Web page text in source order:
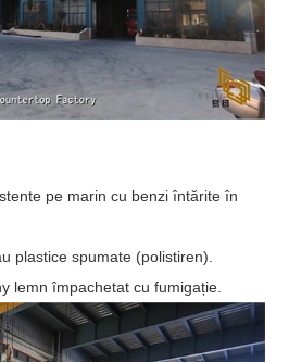
pe marin cu benzi întărite în
plastice spumate (polistiren).
lemn împachetat cu fumigație.